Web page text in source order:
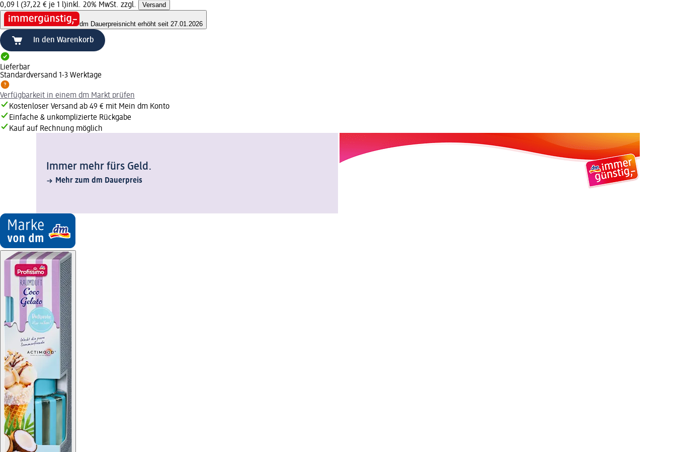
0,09 l (37,22 € je 1 l)inkl. 20% MwSt. zzgl. Versand
dm Dauerpreisnicht erhöht seit 27.01.2026
In den Warenkorb
Lieferbar
Standardversand 1-3 Werktage
Verfügbarkeit in einem dm Markt prüfen
Kostenloser Versand ab 49 € mit Mein dm Konto
Einfache & unkomplizierte Rückgabe
Kauf auf Rechnung möglich
Immer mehr fürs Geld.
Mehr zum dm Dauerpreis